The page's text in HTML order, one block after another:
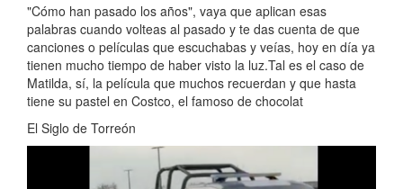
"Cómo han pasado los años", vaya que aplican esas
palabras cuando volteas al pasado y te das cuenta de que
canciones o películas que escuchabas y veías, hoy en día ya
tienen mucho tiempo de haber visto la luz.Tal es el caso de
Matilda, sí, la película que muchos recuerdan y que hasta
tiene su pastel en Costco, el famoso de chocolat
El Siglo de Torreón